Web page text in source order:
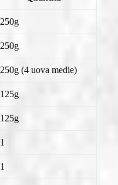
250g
250g
250g (4 uova medie)
125g
125g
1
1